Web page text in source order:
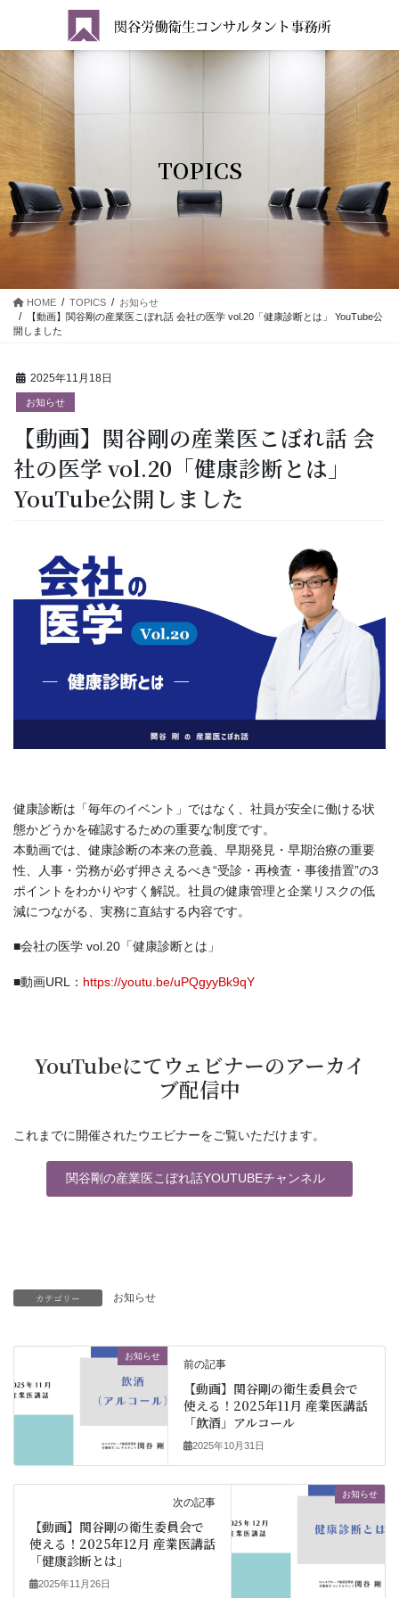
ン
に
移
動
ー
ョ
ン
に
移
動
TOPICS
HOME TOPICS
お知らせ
【動画】関谷剛の産業医こぼれ話 会社の医学 vol.20「健康診断とは」 YouTube公
開しました
2025年11月18日
お知らせ
【動画】関谷剛の産業医こぼれ話 会
社の医学 vol.20「健康診断とは」
YouTube公開しました
健康診断は「毎年のイベント」ではなく、社員が安全に働ける状
態かどうかを確認するための重要な制度です。
本動画では、健康診断の本来の意義、早期発見・早期治療の重要
性、人事・労務が必ず押さえるべき“受診・再検査・事後措置”の3
ポイントをわかりやすく解説。社員の健康管理と企業リスクの低
減につながる、実務に直結する内容です。
■会社の医学 vol.20「健康診断とは」
■動画URL： https://youtu.be/uPQgyyBk9qY
YouTubeにてウェビナーのアーカイ
ブ配信中
これまでに開催されたウエビナーをご覧いただけます。
関谷剛の産業医こぼれ話YOUTUBEチャンネル
カテゴリー お知らせ
お知らせ
前の記事
【動画】関谷剛の衛生委員会で
使える！2025年11月 産業医講話
「飲酒」アルコール
2025年10月31日
お知らせ
次の記事
【動画】関谷剛の衛生委員会で
使える！2025年12月 産業医講話
「健康診断とは」
2025年11月26日